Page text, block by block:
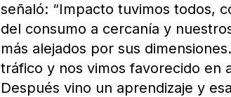
señaló: “Impacto tuvimos todos,
del consumo a cercanía y
más alejados por sus
tráfico y nos vimos favorecido en
Después vino un aprendizaje y